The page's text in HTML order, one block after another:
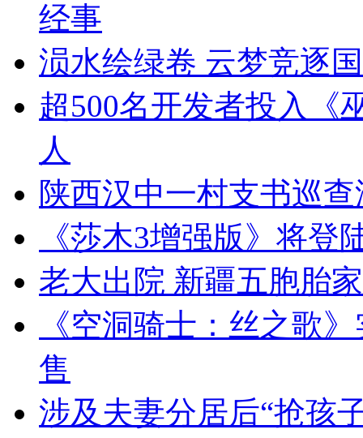
经事
涢水绘绿卷 云梦竞逐
超500名开发者投入《
人
陕西汉中一村支书巡
《莎木3增强版》将登
老大出院 新疆五胞胎
《空洞骑士：丝之歌
售
涉及夫妻分居后“抢孩